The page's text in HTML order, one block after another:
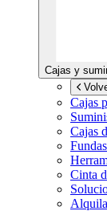
Cajas y
Cajas
Cajas
Cinta